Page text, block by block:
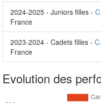
2024-2025 - Juniors filles -
France
2023-2024 - Cadets filles -
France
Evolution des